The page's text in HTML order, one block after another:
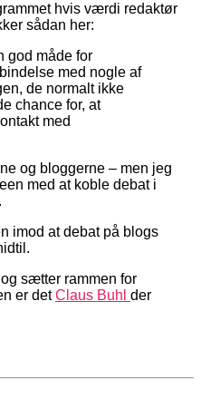
hvis værdi redaktør
sådan her:
god måde for
med nogle af
de normalt ikke
chance for, at
med
og bloggerne – men jeg
med at koble debat i
imod at debat på blogs
sætter rammen for
er detClaus Buhl der